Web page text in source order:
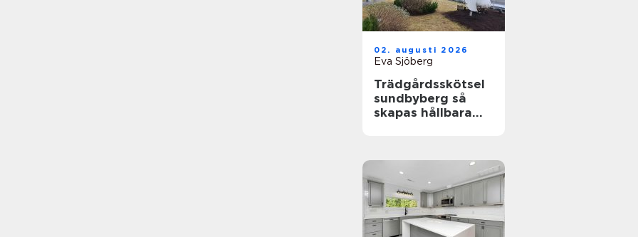
02. augusti 2026
Eva Sjöberg
Trädgårdsskötsel
sundbyberg så
skapas hållbara